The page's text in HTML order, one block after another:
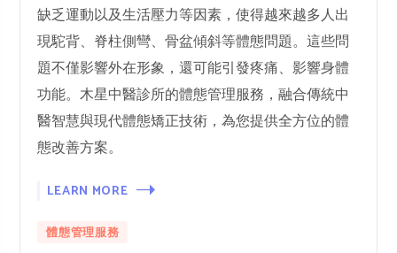
缺乏運動以及生活壓力等因素，使得越來越多人出
現駝背、脊柱側彎、骨盆傾斜等體態問題。這些問
題不僅影響外在形象，還可能引發疼痛、影響身體
功能。木星中醫診所的體態管理服務，融合傳統中
醫智慧與現代體態矯正技術，為您提供全方位的體
態改善方案。
LEARN MORE
體態管理服務